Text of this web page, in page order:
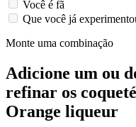
Você é fã
Que você já
Monte uma combinação
Adicione um ou
refinar os
Orange liqueur